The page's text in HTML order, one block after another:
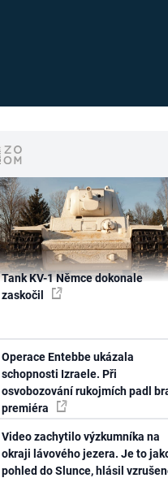
Tank KV-1 Němce dokonale
zaskočil
Operace Entebbe ukázala
schopnosti Izraele. Při
osvobozování rukojmích padl
premiéra
Video zachytilo výzkumníka na
okraji lávového jezera. Je to
pohled do Slunce, hlásil